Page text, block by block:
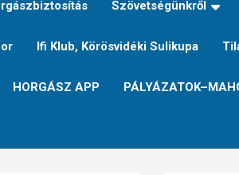
Szövetségünkről
Ifi Klub, Körösvidéki Sulikupa
HORGÁSZ APP